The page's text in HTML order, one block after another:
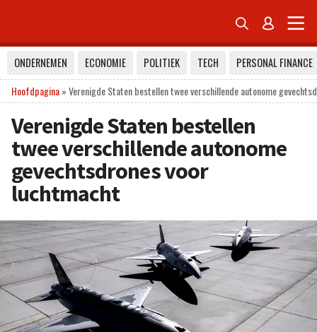
 
ONDERNEMEN ECONOMIE POLITIEK TECH
PERSONAL FINANCE
Hoofdpagina»Verenigde Staten bestellen twee verschillende autonome
Verenigde Staten bestellen
twee verschillende autonome
gevechtsdrones voor
luchtmacht